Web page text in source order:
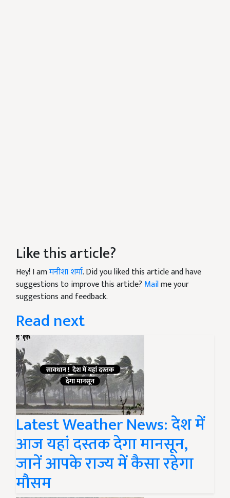
Like this article?
Hey! I amमनीशा शर्मा. Did you liked this article and have
suggestions to improve this article? Mailme your
suggestions and feedback.
Read next
Latest Weather News: देश में
आज यहां दस्तक देगा मानसून,
जानें आपके राज्य में कैसा रहेगा
मौसम